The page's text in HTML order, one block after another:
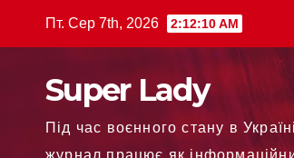
Пт. Сер 7th, 2026 2:12:11 AM
Super Lady
Під час воєнного стану в Україні
журнал працює як